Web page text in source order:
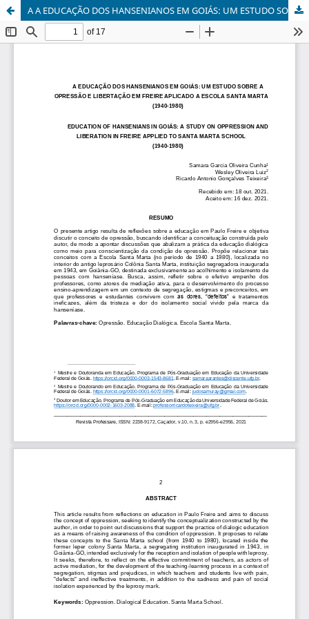
A A EDUCAÇÃO DOS HANSENIANOS EM GOIÁS: UM ESTUDO SOBRE A OPRESSÃO E LIBERTAÇÃO EM FREIRE APLICADO A ESCOLA SANTA MARTA (1940-1980)